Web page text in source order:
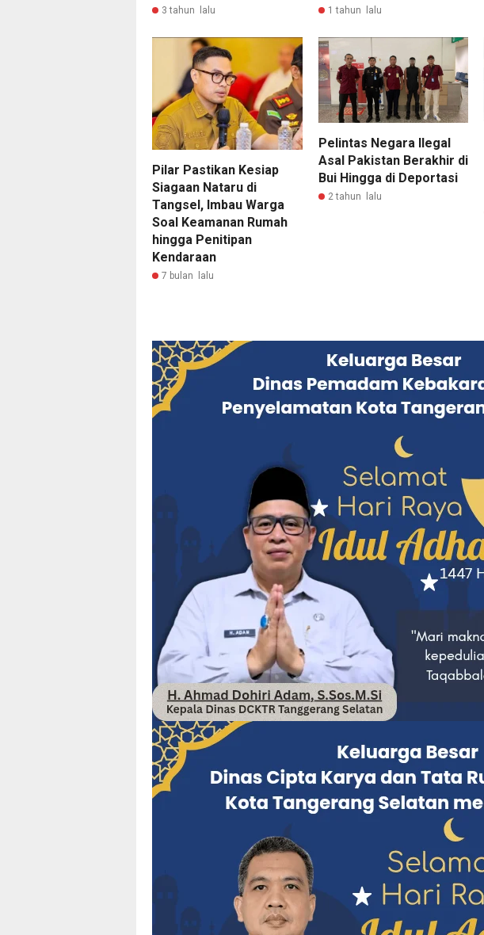
3 tahun lalu 1 tahun lalu
Pilar Pastikan Kesiap
Siagaan Nataru di
Tangsel, Imbau Warga
Soal Keamanan Rumah
hingga Penitipan
Kendaraan
7 bulan lalu
Pelintas Negara Ilegal
Asal Pakistan Berakhir di
Bui Hingga di Deportasi
2 tahun lalu